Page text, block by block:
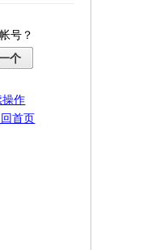
号？
个
操作
首页